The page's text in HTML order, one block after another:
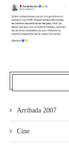
Arribada 2007
Cine